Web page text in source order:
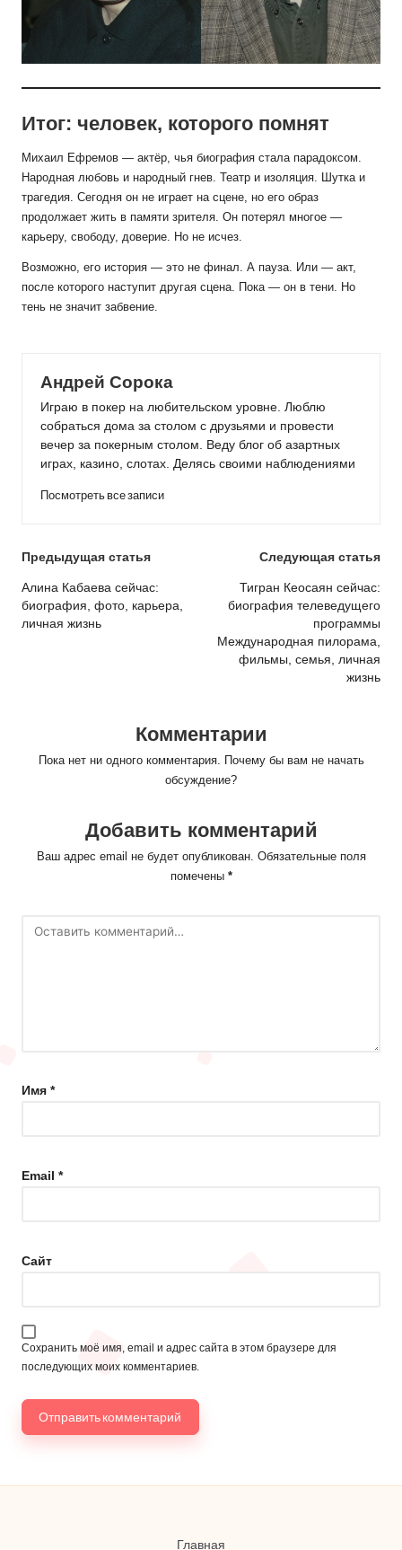
Итог: человек, которого помнят
Михаил Ефремов — актёр, чья биография стала парадоксом.
Народная любовь и народный гнев. Театр и изоляция. Шутка и
трагедия. Сегодня он не играет на сцене, но его образ
продолжает жить в памяти зрителя. Он потерял многое —
карьеру, свободу, доверие. Но не исчез.
Возможно, его история — это не финал. А пауза. Или — акт,
после которого наступит другая сцена. Пока — он в тени. Но
тень не значит забвение.
Андрей Сорока
Играю в покер на любительском уровне. Люблю
собраться дома за столом с друзьями и провести
вечер за покерным столом. Веду блог об азартных
играх, казино, слотах. Делясь своими наблюдениями
Посмотреть все записи
Post
navigation
Предыдущая статья
Алина Кабаева сейчас:
биография, фото, карьера,
личная жизнь
Следующая статья
Тигран Кеосаян сейчас:
биография телеведущего
программы
Международная пилорама,
фильмы, семья, личная
жизнь
Комментарии
Пока нет ни одного комментария. Почему бы вам не начать
обсуждение?
Добавить комментарий
Ваш адрес email не будет опубликован. Обязательные поля
помечены *
Имя *
Email *
Сайт
Сохранить моё имя, email и адрес сайта в этом браузере для
последующих моих комментариев.
Главная